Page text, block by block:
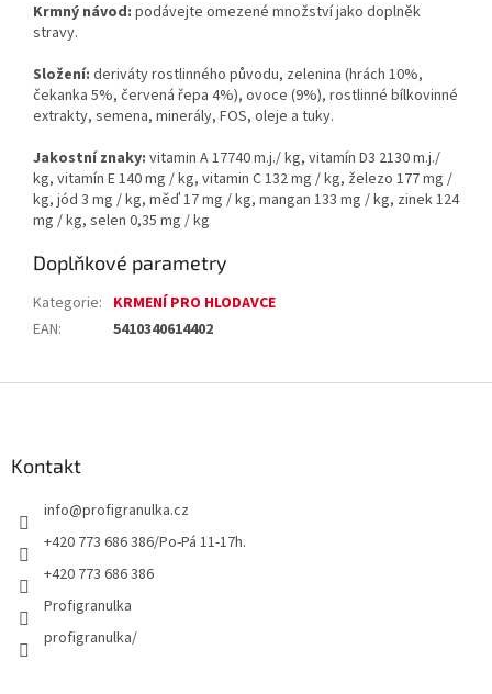
Krmný návod: podávejte omezené množství jako doplněk
stravy.
Složení: deriváty rostlinného původu, zelenina (hrách 10%,
čekanka 5%, červená řepa 4%), ovoce (9%), rostlinné bílkovinné
extrakty, semena, minerály, FOS, oleje a tuky.
Jakostní znaky: vitamin A 17740 m.j./ kg, vitamín D3 2130 m.j./
kg, vitamín E 140 mg / kg, vitamin C 132 mg / kg, železo 177 mg /
kg, jód 3 mg / kg, měď 17 mg / kg, mangan 133 mg / kg, zinek 124
mg / kg, selen 0,35 mg / kg
Doplňkové parametry
Kategorie: KRMENÍ PRO HLODAVCE
EAN: 5410340614402
Kontakt
info@profigranulka.cz
+420 773 686 386/Po-Pá 11-17h.
+420 773 686 386
Profigranulka
profigranulka/